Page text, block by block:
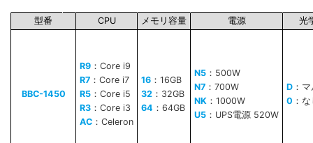
型番 CPU メモリ容量 電源 光
BBC-1450
R9 ：Core i9
R7 ：Core i7
R5 ：Core i5
R3 ：Core i3
AC ：Celeron
16 ：16GB
32 ：32GB
64 ：64GB
N5 ：500W
N7 ：700W
NK ：1000W
U5 ：UPS電源 520W
D ：
0 ：